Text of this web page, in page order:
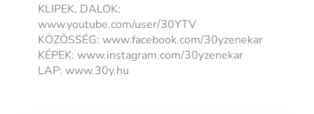
KLIPEK, DALOK:
www.youtube.com/user/30YTV
KÖZÖSSÉG: www.facebook.com/30yzenekar
KÉPEK: www.instagram.com/30yzenekar
LAP: www.30y.hu